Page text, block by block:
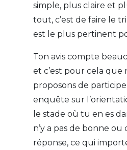
simple, plus claire et
tout, c’est de faire le
est le plus pertinent
Ton avis compte
et c’est pour cela que
proposons de
enquête sur
le stade où tu en es
n’y a pas de bonne ou
réponse, ce qui